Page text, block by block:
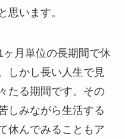
思います。
月単位の長期間で休
しかし長い人生で見
たる期間です。その
しみながら生活する
休んでみることもア